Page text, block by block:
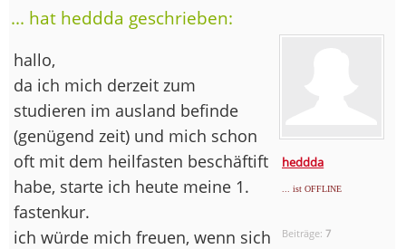
... hat heddda geschrieben:
heddda
... ist OFFLINE
Beiträge:7
hallo,
da ich mich derzeit zum
studieren im ausland befinde
(genügend zeit) und mich schon
oft mit dem heilfasten beschäftift
habe, starte ich heute meine 1.
fastenkur.
ich würde mich freuen, wenn sich